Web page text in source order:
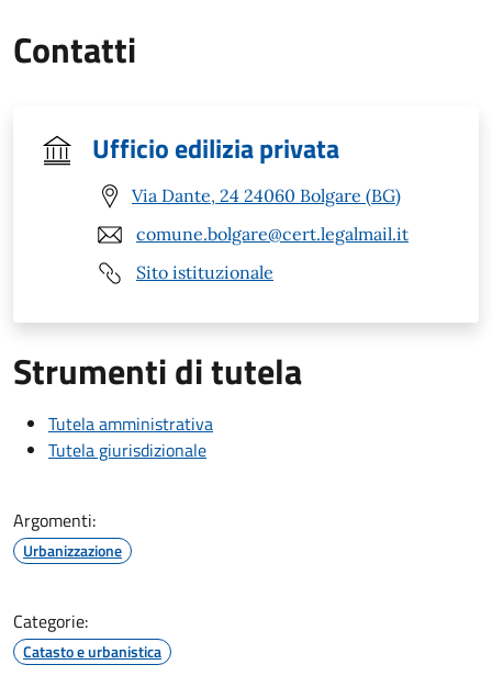
Contatti
Ufficio edilizia privata
Via Dante, 24 24060 Bolgare (BG)
comune.bolgare@cert.legalmail.it
Sito istituzionale
Strumenti di tutela
Tutela amministrativa
Tutela giurisdizionale
Argomenti:
Urbanizzazione
Categorie:
Catasto e urbanistica